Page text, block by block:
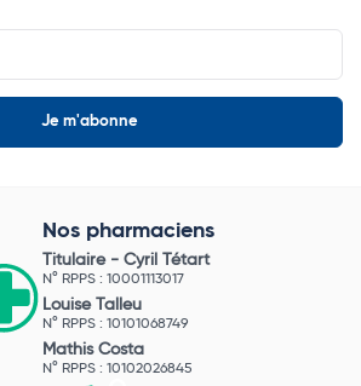
Nos pharmaciens
Titulaire - Cyril Tétart
N° RPPS : 10001113017
Louise Talleu
N° RPPS : 10101068749
Mathis Costa
N° RPPS : 10102026845